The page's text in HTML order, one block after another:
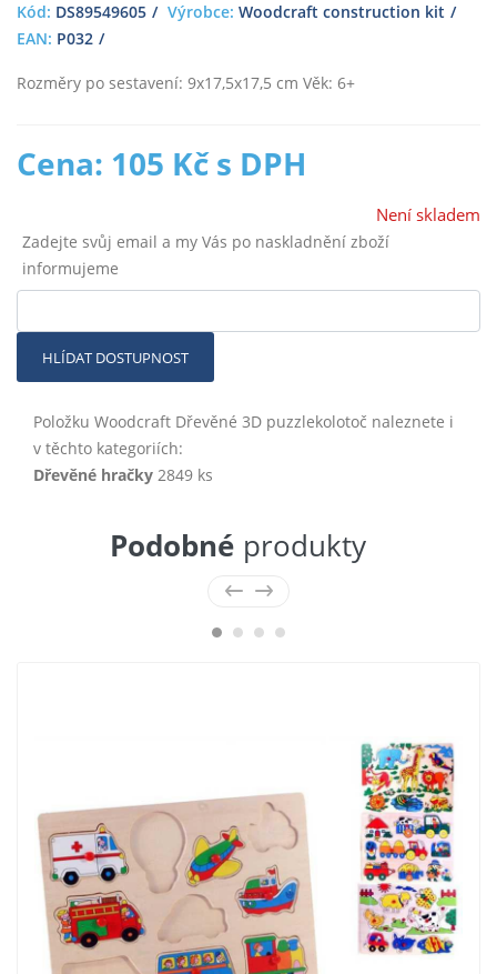
Kód: DS89549605 Výrobce: Woodcraft construction kit
EAN: P032
Rozměry po sestavení: 9x17,5x17,5 cm Věk: 6+
Cena: 105 Kč s DPH
Není skladem
Zadejte svůj email a my Vás po naskladnění zboží
informujeme
HLÍDAT DOSTUPNOST
Položku Woodcraft Dřevěné 3D puzzlekolotoč naleznete i
v těchto kategoriích:
Dřevěné hračky 2849 ks
Podobné produkty